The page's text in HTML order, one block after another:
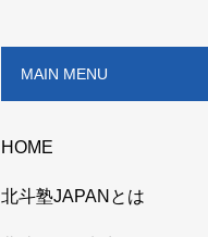
MAIN MENU
HOME
北斗塾JAPANとは